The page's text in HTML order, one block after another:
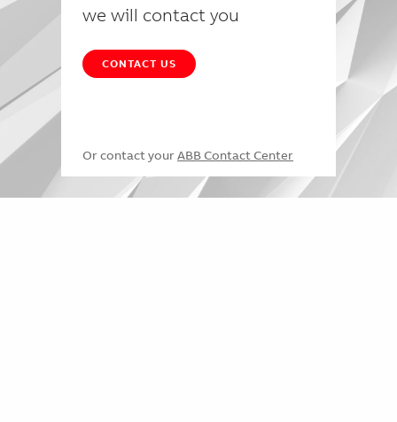
we will contact you
CONTACT US
Or contact your ABB Contact Center